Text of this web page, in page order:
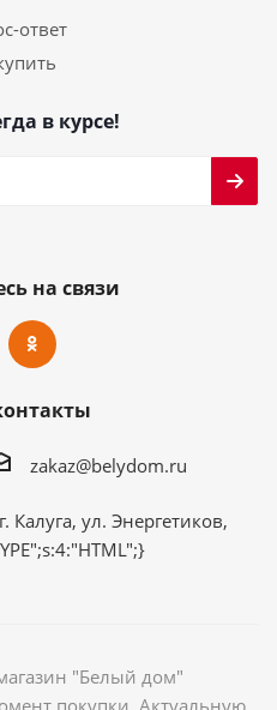
ответ
в курсе!
на связи
zakaz@belydom.ru
Калуга, ул. Энергетиков,
"Белый дом"
покупки. Актуальную